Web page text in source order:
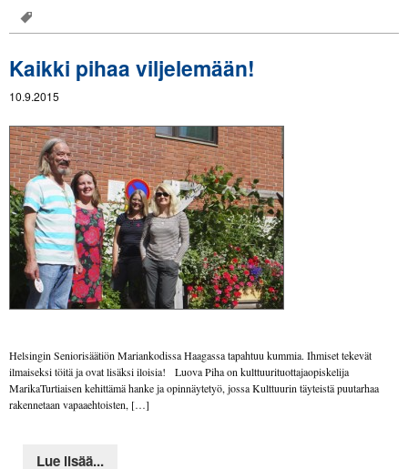
Kaikki pihaa viljelemään!
10.9.2015
Helsingin Seniorisäätiön Mariankodissa Haagassa tapahtuu kummia. Ihmiset tekevät
ilmaiseksi töitä ja ovat lisäksi iloisia! Luova Piha on kulttuurituottajaopiskelija
MarikaTurtiaisen kehittämä hanke ja opinnäytetyö, jossa Kulttuurin täyteistä puutarhaa
rakennetaan vapaaehtoisten, […]
Lue lisää...